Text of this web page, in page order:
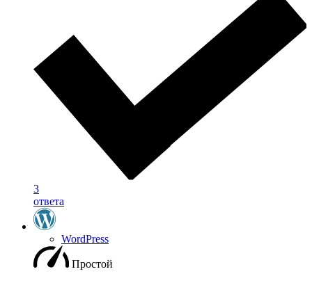
3
ответа
WordPress
Простой